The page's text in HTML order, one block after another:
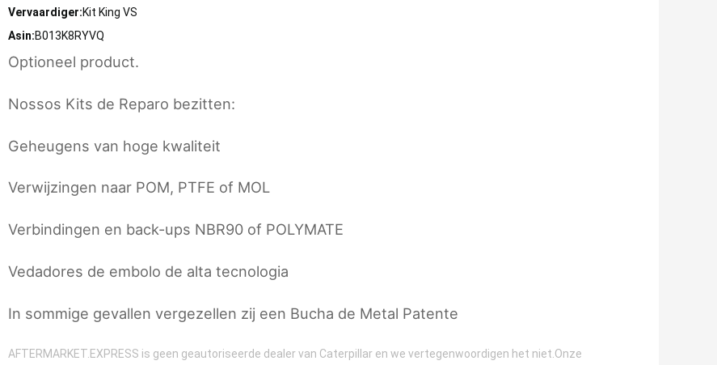
Vervaardiger:Kit King VS
Asin:B013K8RYVQ
Optioneel product.
Nossos Kits de Reparo bezitten:
Geheugens van hoge kwaliteit
Verwijzingen naar POM, PTFE of MOL
Verbindingen en back-ups NBR90 of POLYMATE
Vedadores de embolo de alta tecnologia
In sommige gevallen vergezellen zij een Bucha de Metal Patente
AFTERMARKET.EXPRESS is geen geautoriseerde dealer van Caterpillar en we vertegenwoordigen het niet.Onze